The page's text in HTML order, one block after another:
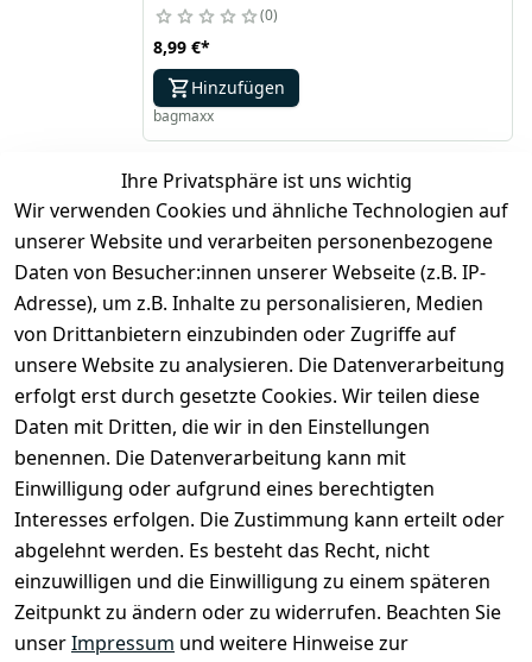
0
8,99 €*
Hinzufügen
bagmaxx
inkl. ges. MwSt
1
Ihre Privatsphäre ist uns wichtig
Wir verwenden Cookies und ähnliche Technologien auf
unserer Website und verarbeiten personenbezogene
Daten von Besucher:innen unserer Webseite (z.B. IP-
Adresse), um z.B. Inhalte zu personalisieren, Medien
von Drittanbietern einzubinden oder Zugriffe auf
unsere Website zu analysieren. Die Datenverarbeitung
erfolgt erst durch gesetzte Cookies. Wir teilen diese
Daten mit Dritten, die wir in den Einstellungen
benennen. Die Datenverarbeitung kann mit
Einwilligung oder aufgrund eines berechtigten
Interesses erfolgen. Die Zustimmung kann erteilt oder
abgelehnt werden. Es besteht das Recht, nicht
einzuwilligen und die Einwilligung zu einem späteren
Zeitpunkt zu ändern oder zu widerrufen. Beachten Sie
unserImpressum und weitere Hinweise zur
Rechtliches
AGB
Impressum
Datenschutze
rklärung
Widerrufsrec
Services
Registrieren
Kontakt
Kontaktformu
lar
Über uns
Zahlung
und
Versand